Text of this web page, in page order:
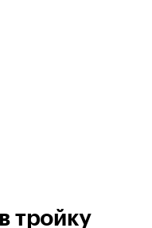
тройку